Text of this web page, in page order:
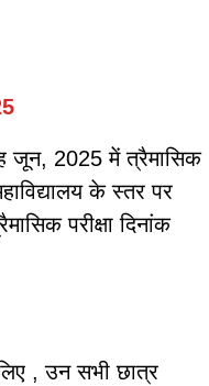
जून, 2025 में त्रैमासिक
के स्तर पर
परीक्षा दिनांक
, उन सभी छात्र